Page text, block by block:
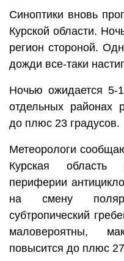
Синоптики вновь
Курской области.
регион стороной.
дожди все-таки
Ночью ожидается 5-
отдельных районах
до плюс 23 градусов.
Метеорологи
Курская область
периферии
на смену
субтропический
маловероятны,
повысится до плюс